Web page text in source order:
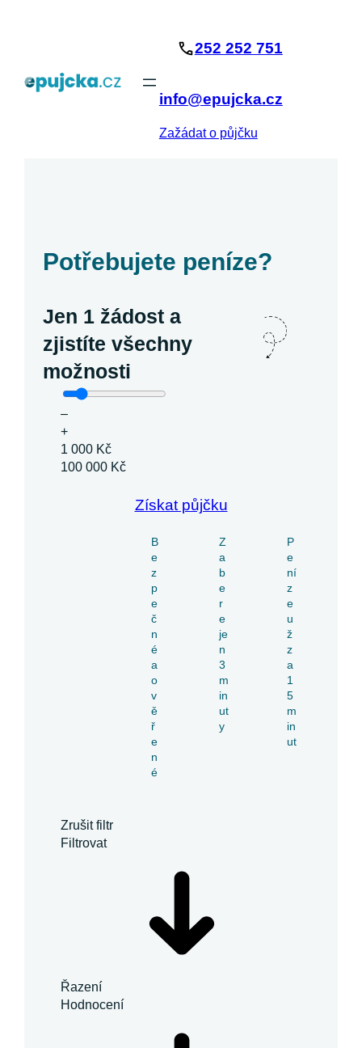
252 252 751
info@epujcka.cz
Zažádat o půjčku
Potřebujete peníze?
Jen 1 žádost a
zjistíte všechny
možnosti
–
+
1 000 Kč
100 000 Kč
Získat půjčku
B
e
z
p
e
č
n
é
a
o
v
ě
ř
e
n
é
Z
a
b
e
r
e
je
n
3
m
in
ut
y
P
e
ní
z
e
u
ž
z
a
1
5
m
in
ut
Zrušit filtr
Filtrovat
Řazení
Hodnocení